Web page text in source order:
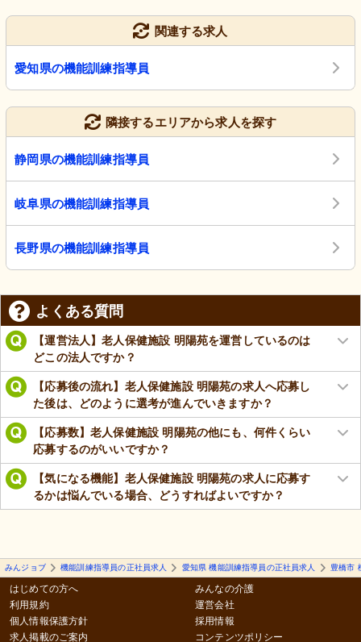
関連する求人
愛知県の機能訓練指導員
隣接するエリアから求人を探す
静岡県の機能訓練指導員
岐阜県の機能訓練指導員
長野県の機能訓練指導員
よくある質問
【運営法人】老人保健施設 明陽苑を運営しているのは
どこの法人ですか？
【応募後の流れ】老人保健施設 明陽苑の求人へ応募し
た後は、どのように選考が進んでいきますか？
【応募数】老人保健施設 明陽苑の他にも、何件くらい
応募するのがいいですか？
【気になる機能】老人保健施設 明陽苑の求人に応募す
るかは悩んでいる場合、どうすればよいですか？
みんジョブ 機能訓練指導員の正社員求人 愛知県 機能訓練指導員の正社員求人 豊橋市
はじめての方へ
利用規約
個人情報保護方針
求人掲載のご案内
みんなの介護
運営会社
採用情報
コンテンツポリシー